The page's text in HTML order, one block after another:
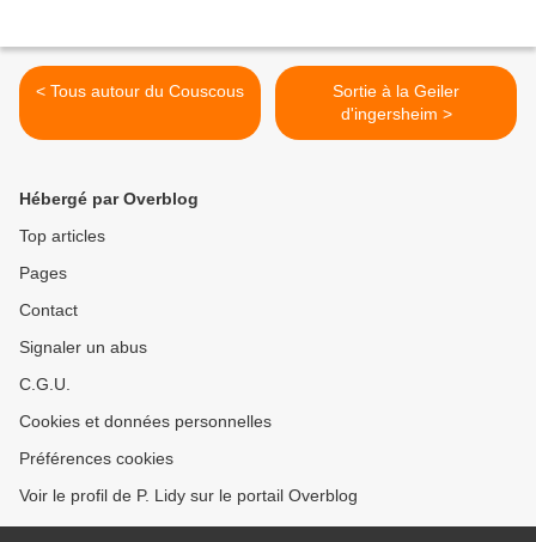
< Tous autour du Couscous
Sortie à la Geiler
d'ingersheim >
Hébergé par Overblog
Top articles
Pages
Contact
Signaler un abus
C.G.U.
Cookies et données personnelles
Préférences cookies
Voir le profil de P. Lidy sur le portail Overblog